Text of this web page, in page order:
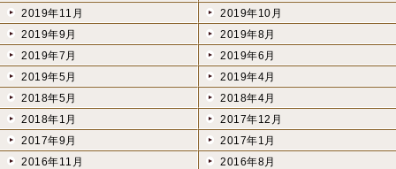
2019年11月
2019年10月
2019年9月
2019年8月
2019年7月
2019年6月
2019年5月
2019年4月
2018年5月
2018年4月
2018年1月
2017年12月
2017年9月
2017年1月
2016年11月
2016年8月